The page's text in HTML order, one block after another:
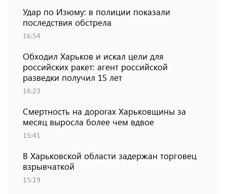
Удар по Изюму: в полиции показали
последствия обстрела
16:54
Обходил Харьков и искал цели для
российских ракет: агент российской
разведки получил 15 лет
16:23
Смертность на дорогах Харьковщины за
месяц выросла более чем вдвое
15:41
В Харьковской области задержан торговец
взрывчаткой
15:19